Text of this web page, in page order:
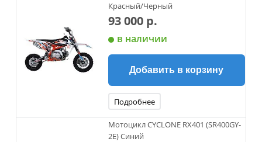
Красный/Черный
93 000 р.
в наличии
Добавить в корзину
Подробнее
Мотоцикл CYCLONE RX401 (SR400GY-
2E) Синий